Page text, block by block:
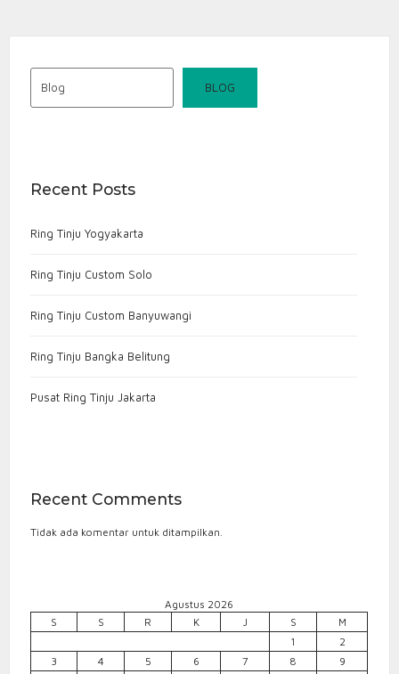
BLOG
Recent Posts
Ring Tinju Yogyakarta
Ring Tinju Custom Solo
Ring Tinju Custom Banyuwangi
Ring Tinju Bangka Belitung
Pusat Ring Tinju Jakarta
Recent Comments
Tidak ada komentar untuk ditampilkan.
Agustus 2026
S
S R K J S
M
1
2
3
4 5 6 7 8
9